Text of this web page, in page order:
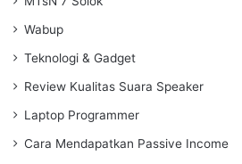
Wabup
Teknologi & Gadget
Review Kualitas Suara Speaker
Laptop Programmer
Cara Mendapatkan Passive Income